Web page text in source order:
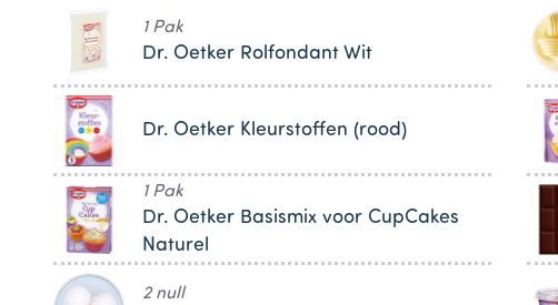
1 Pak
Dr. Oetker Rolfondant Wit
Dr. Oetker Kleurstoffen (rood)
1 Pak
Dr. Oetker Basismix voor CupCakes
Naturel
2 null